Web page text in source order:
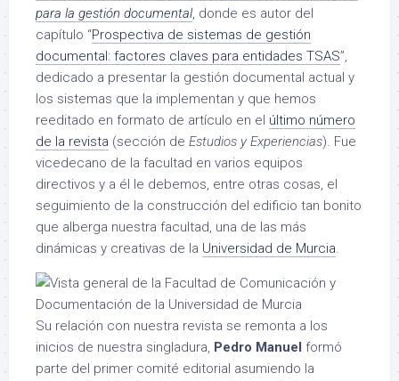
para la gestión documental, donde es autor del
capítulo “Prospectiva de sistemas de gestión
documental: factores claves para entidades TSAS”,
dedicado a presentar la gestión documental actual y
los sistemas que la implementan y que hemos
reeditado en formato de artículo en el último número
de la revista (sección de Estudios y Experiencias). Fue
vicedecano de la facultad en varios equipos
directivos y a él le debemos, entre otras cosas, el
seguimiento de la construcción del edificio tan bonito
que alberga nuestra facultad, una de las más
dinámicas y creativas de la Universidad de Murcia.
Su relación con nuestra revista se remonta a los
inicios de nuestra singladura, Pedro Manuel formó
parte del primer comité editorial asumiendo la